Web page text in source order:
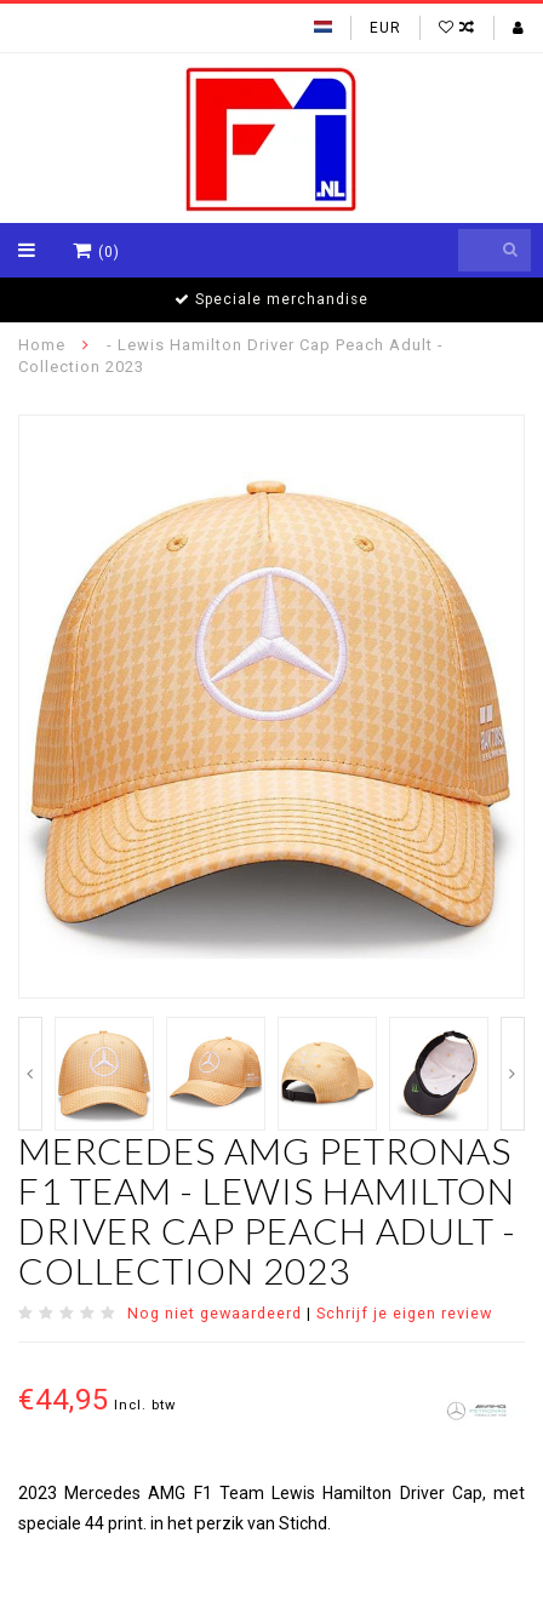
EUR
(0)
Speciale merchandise
Home
- Lewis Hamilton Driver Cap Peach Adult -
Collection 2023
MERCEDES AMG PETRONAS
F1 TEAM - LEWIS HAMILTON
DRIVER CAP PEACH ADULT -
COLLECTION 2023
Nog niet gewaardeerd | Schrijf je eigen review
€44,95 Incl. btw
2023 Mercedes AMG F1 Team Lewis Hamilton Driver Cap, met
speciale 44 print. in het perzik van Stichd.